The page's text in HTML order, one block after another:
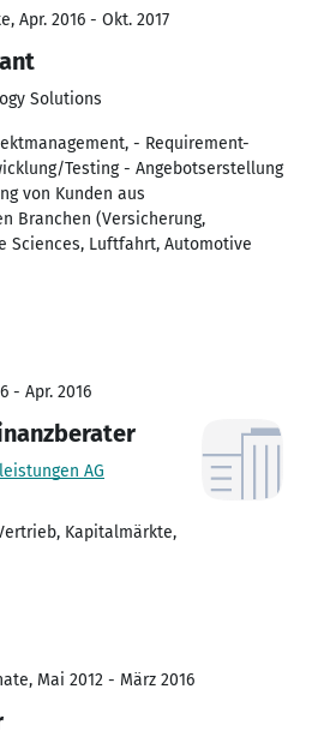
Apr. 2016 - Okt. 2017
Solutions
- Requirement-
Testing - Angebotserstellung
von Kunden aus
Branchen (Versicherung,
Sciences, Luftfahrt, Automotive
- Apr. 2016
AG
Kapitalmärkte,
Mai 2012 - März 2016